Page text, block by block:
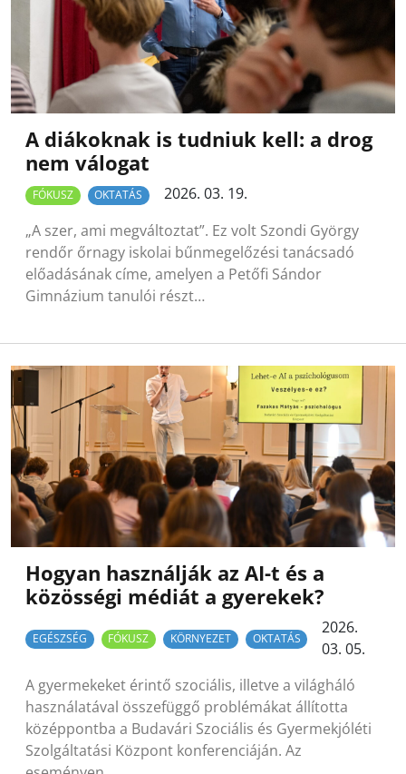
A diákoknak is tudniuk kell: a drog
nem válogat
FÓKUSZ OKTATÁS
2026. 03. 19.
„A szer, ami megváltoztat”. Ez volt Szondi György
rendőr őrnagy iskolai bűnmegelőzési tanácsadó
előadásának címe, amelyen a Petőfi Sándor
Gimnázium tanulói részt…
Hogyan használják az AI-t és a
közösségi médiát a gyerekek?
EGÉSZSÉG FÓKUSZ KÖRNYEZET OKTATÁS
2026.
03. 05.
A gyermekeket érintő szociális, illetve a világháló
használatával összefüggő problémákat állította
középpontba a Budavári Szociális és Gyermekjóléti
Szolgáltatási Központ konferenciáján. Az